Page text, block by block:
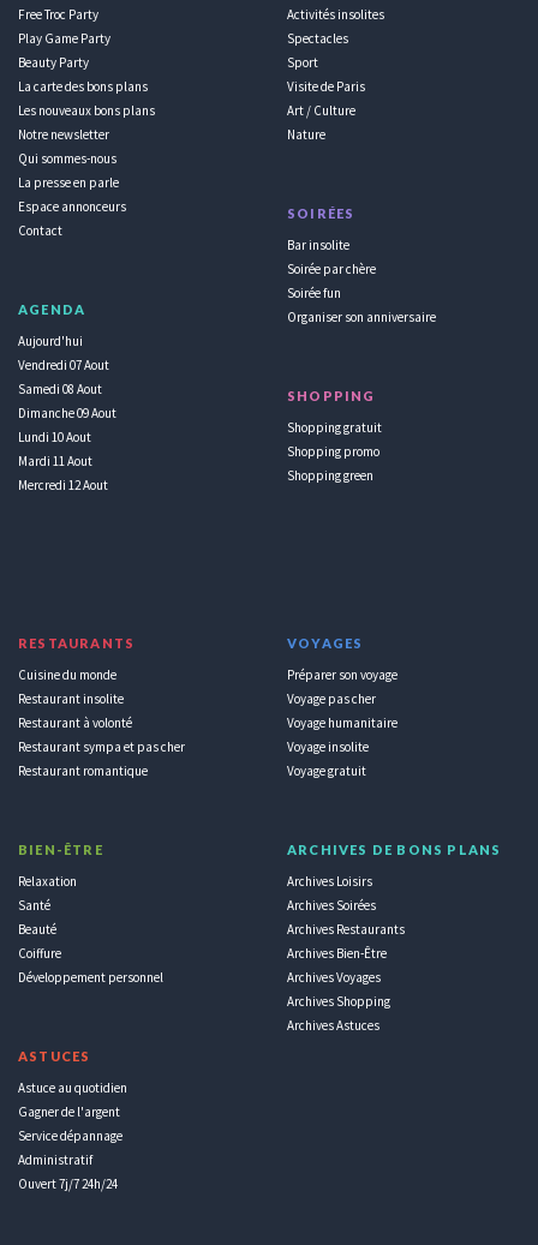
Free Troc Party
Play Game Party
Beauty Party
La carte des bons plans
Les nouveaux bons plans
Notre newsletter
Qui sommes-nous
La presse en parle
Espace annonceurs
Contact
AGENDA
Aujourd'hui
Vendredi 07 Aout
Samedi 08 Aout
Dimanche 09 Aout
Lundi 10 Aout
Mardi 11 Aout
Mercredi 12 Aout
Activités insolites
Spectacles
Sport
Visite de Paris
Art / Culture
Nature
SOIRÉES
Bar insolite
Soirée par chère
Soirée fun
Organiser son anniversaire
SHOPPING
Shopping gratuit
Shopping promo
Shopping green
RESTAURANTS
Cuisine du monde
Restaurant insolite
Restaurant à volonté
Restaurant sympa et pas cher
Restaurant romantique
BIEN-ÊTRE
Relaxation
Santé
Beauté
Coiffure
Développement personnel
ASTUCES
Astuce au quotidien
Gagner de l'argent
Service dépannage
Administratif
Ouvert 7j/7 24h/24
VOYAGES
Préparer son voyage
Voyage pas cher
Voyage humanitaire
Voyage insolite
Voyage gratuit
ARCHIVES DE BONS PLANS
Archives Loisirs
Archives Soirées
Archives Restaurants
Archives Bien-Être
Archives Voyages
Archives Shopping
Archives Astuces